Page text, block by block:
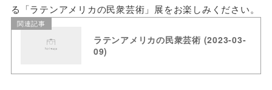
る「ラテンアメリカの民衆芸術」展をお楽しみください。
関連記事
ラテンアメリカの民衆芸術 (2023-03-
09)